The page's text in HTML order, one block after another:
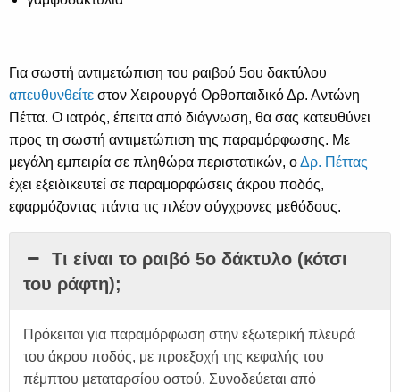
Για σωστή αντιμετώπιση του ραιβού 5ου δακτύλου
απευθυνθείτε στον Χειρουργό Ορθοπαιδικό Δρ. Αντώνη
Πέττα. Ο ιατρός, έπειτα από διάγνωση, θα σας κατευθύνει
προς τη σωστή αντιμετώπιση της παραμόρφωσης. Με
μεγάλη εμπειρία σε πληθώρα περιστατικών, οΔρ. Πέττας
έχει εξειδικευτεί σε παραμορφώσεις άκρου ποδός,
εφαρμόζοντας πάντα τις πλέον σύγχρονες μεθόδους.
Τι είναι το ραιβό 5ο δάκτυλο (κότσι
του ράφτη);
Πρόκειται για παραμόρφωση στην εξωτερική πλευρά
του άκρου ποδός, με προεξοχή της κεφαλής του
πέμπτου μεταταρσίου οστού. Συνοδεύεται από